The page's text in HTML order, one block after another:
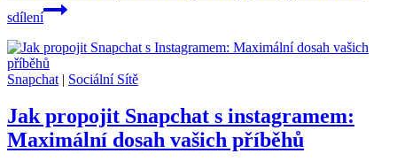
sdílení
Snapchat | Sociální Sítě
Jak propojit Snapchat s instagramem:
Maximální dosah vašich příběhů